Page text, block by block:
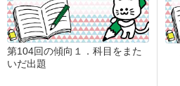
第104回の傾向１．科目をまた
いだ出題